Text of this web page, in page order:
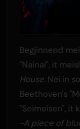
Begjinnend
"Nainai", it
House. Nei in
Beethoven's
"Seimeisen", it
-A piece of